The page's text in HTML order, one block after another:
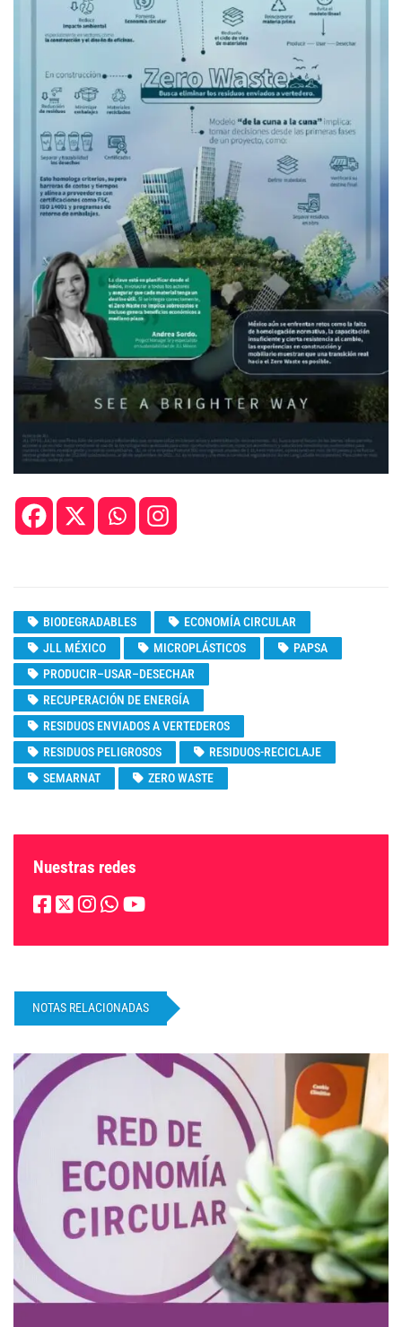
BIODEGRADABLES
ECONOMÍA CIRCULAR
JLL MÉXICO
MICROPLÁSTICOS
PAPSA
PRODUCIR–USAR–DESECHAR
RECUPERACIÓN DE ENERGÍA
RESIDUOS ENVIADOS A VERTEDEROS
RESIDUOS PELIGROSOS
RESIDUOS-RECICLAJE
SEMARNAT
ZERO WASTE
Nuestras redes
NOTAS RELACIONADAS